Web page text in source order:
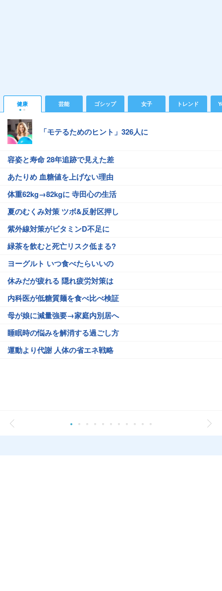
健康 芸能 ゴシップ 女子 トレンド
「モテるためのヒント」326人に
容姿と寿命 28年追跡で見えた差
あたりめ 血糖値を上げない理由
体重62kg→82kgに 寺田心の生活
夏のむくみ対策 ツボ&反射区押し
紫外線対策がビタミンD不足に
緑茶を飲むと死亡リスク低まる?
ヨーグルト いつ食べたらいいの
休みだが疲れる 隠れ疲労対策は
内科医が低糖質麺を食べ比べ検証
母が娘に減量強要→家庭内別居へ
睡眠時の悩みを解消する過ごし方
運動より代謝 人体の省エネ戦略